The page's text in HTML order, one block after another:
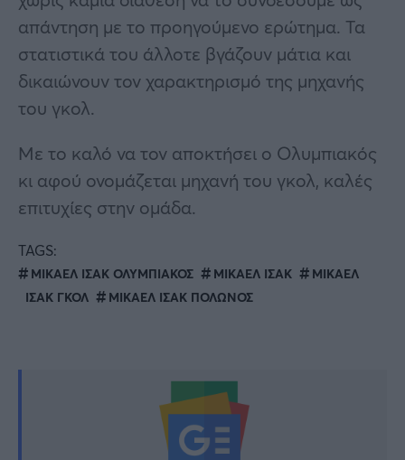
απάντηση με το προηγούμενο ερώτημα. Τα
στατιστικά του άλλοτε βγάζουν μάτια και
δικαιώνουν τον χαρακτηρισμό της μηχανής
του γκολ.
Με το καλό να τον αποκτήσει ο Ολυμπιακός
κι αφού ονομάζεται μηχανή του γκολ, καλές
επιτυχίες στην ομάδα.
TAGS:
MIKAEΛ ΙΣΑΚ ΟΛΥΜΠΙΑΚΟΣ ΜΙΚΑΕΛ ΙΣΑΚ
ΜΙΚΑΕΛ
ΙΣΑΚ ΓΚΟΛ
ΜΙΚΑΕΛ ΙΣΑΚ ΠΟΛΩΝΟΣ